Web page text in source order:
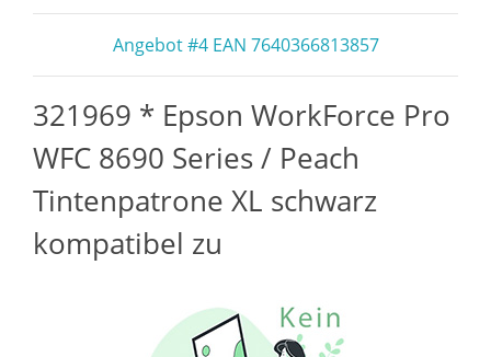
Angebot #4 EAN 7640366813857
321969 * Epson WorkForce Pro
WFC 8690 Series / Peach
Tintenpatrone XL schwarz
kompatibel zu